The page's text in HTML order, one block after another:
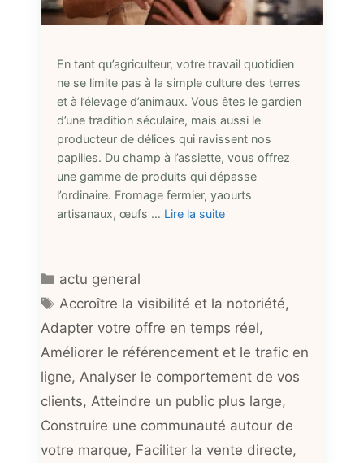
En tant qu’agriculteur, votre travail quotidien
ne se limite pas à la simple culture des terres
et à l’élevage d’animaux. Vous êtes le gardien
d’une tradition séculaire, mais aussi le
producteur de délices qui ravissent nos
papilles. Du champ à l’assiette, vous offrez
une gamme de produits qui dépasse
l’ordinaire. Fromage fermier, yaourts
artisanaux, œufs … Lire la suite
Catégories
actu general
Étiquettes
Accroître la visibilité et la notoriété,
Adapter votre offre en temps réel,
Améliorer le référencement et le trafic en
ligne, Analyser le comportement de vos
clients, Atteindre un public plus large,
Construire une communauté autour de
votre marque, Faciliter la vente directe,